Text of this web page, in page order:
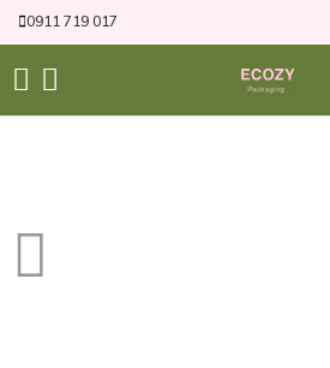
0911 719 017